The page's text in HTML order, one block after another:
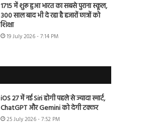
1715 में शुरू हुआ भारत का सबसे पुराना स्कूल,
300 साल बाद भी दे रहा है हजारों छात्रों को
शिक्षा
19 July 2026 - 7:14 PM
iOS 27 में नई Siri होगी पहले से ज्यादा स्मार्ट,
ChatGPT और Gemini को देगी टक्कर
25 July 2026 - 7:52 PM